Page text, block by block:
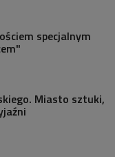
specjalnym
Miasto sztuki,